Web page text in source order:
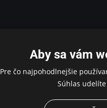
Aby sa vám
Pre čo najpohodlnejšie
Súhlas